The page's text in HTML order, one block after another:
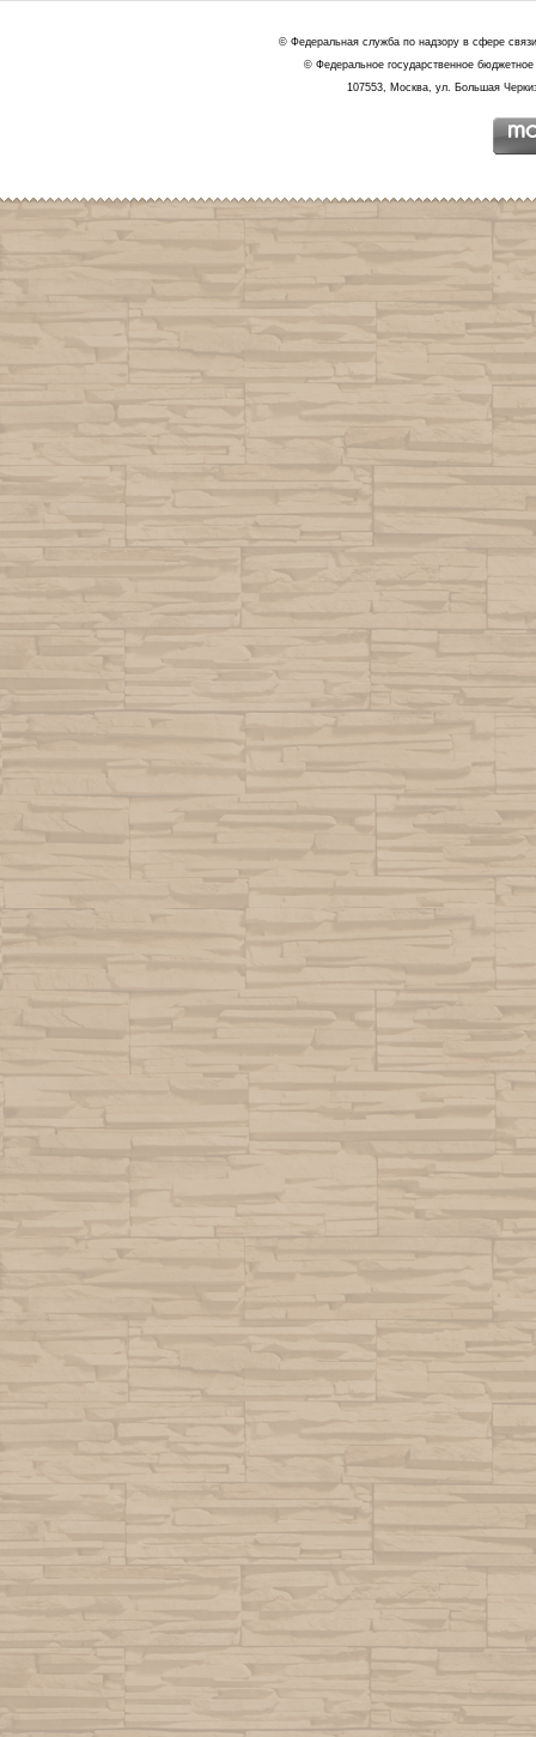
© Федеральная служба по надзору в сфере
© Федеральное государственное
107553, Москва, ул. Большая